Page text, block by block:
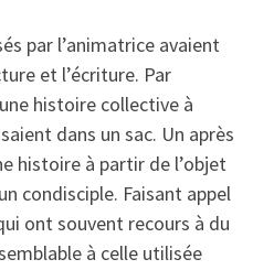
par l’animatrice avaient
et l’écriture. Par
histoire collective à
dans un sac. Un après
histoire à partir de l’objet
condisciple. Faisant appel
ont souvent recours à du
à celle utilisée